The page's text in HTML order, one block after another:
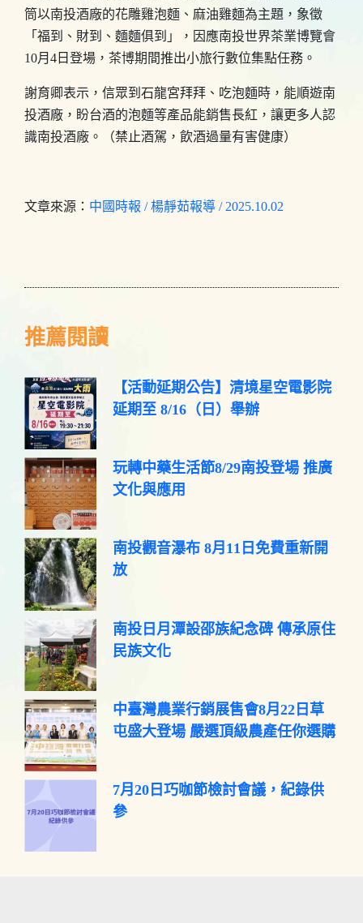
筒以南投酒廠的花雕雞泡麵、麻油雞麵為主題，象徵
「福到、財到、麵麵俱到」，因應南投世界茶業博覽會
10月4日登場，茶博期間推出小旅行數位集點任務。
謝育卿表示，信眾到石龍宮拜拜、吃泡麵時，能順遊南
投酒廠，盼台酒的泡麵等產品能銷售長紅，讓更多人認
識南投酒廠。（禁止酒駕，飲酒過量有害健康）
文章來源： 中國時報 / 楊靜茹報導 / 2025.10.02
推薦閱讀
【活動延期公告】清境星空電影院
延期至 8/16（日）舉辦
玩轉中藥生活節8/29南投登場 推廣
文化與應用
南投觀音瀑布 8月11日免費重新開
放
南投日月潭設邵族紀念碑 傳承原住
民族文化
中臺灣農業行銷展售會8月22日草
屯盛大登場 嚴選頂級農產任你選購
7月20日巧咖節檢討會議，紀錄供
參